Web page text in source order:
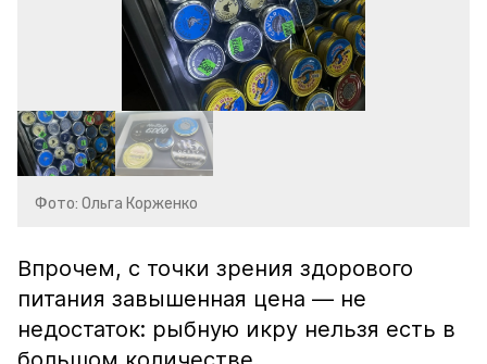
Фото: Ольга Корженко
Впрочем, с точки зрения здорового
питания завышенная цена — не
недостаток: рыбную икру нельзя есть в